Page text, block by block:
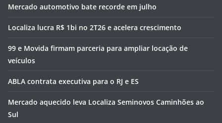
Mercado automotivo bate recorde em julho
Localiza lucra R$ 1bi no 2T26 e acelera crescimento
99 e Movida firmam parceria para ampliar locação de
veículos
ABLA contrata executiva para o RJ e ES
Mercado aquecido leva Localiza Seminovos Caminhões ao
Sul